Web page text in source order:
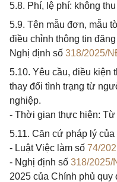
5.8. Phí, lệ phí: không
5.9. Tên mẫu đơn, mẫu
điều chỉnh thông tin
Nghị định số 318/2025/
5.10. Yêu cầu, điều kiện
thay đổi tình trạng từ
nghiệp.
- Thời gian thực hiện: Từ
5.11. Căn cứ pháp lý
- Luật Việc làm số 74/
- Nghị định số 318/2025/
2025 của Chính phủ quy